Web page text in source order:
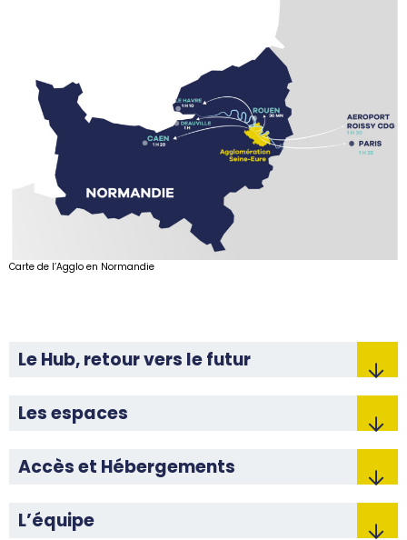
Carte de l’Agglo en Normandie
Le Hub, retour vers le futur
Les espaces
Accès et Hébergements
L’équipe